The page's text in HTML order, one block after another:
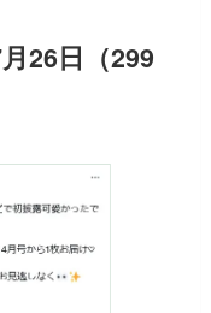
26日（299